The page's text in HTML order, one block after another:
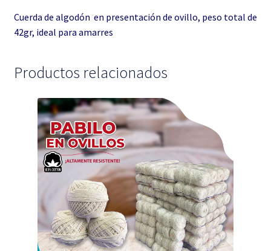
Cuerda de algodón en presentación de ovillo, peso total de
42gr, ideal para amarres
Productos relacionados